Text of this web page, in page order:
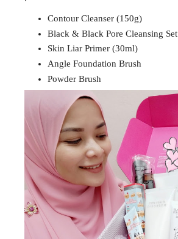
Contour Cleanser (150g)
Black & Black Pore Cleansing Set
Skin Liar Primer (30ml)
Angle Foundation Brush
Powder Brush